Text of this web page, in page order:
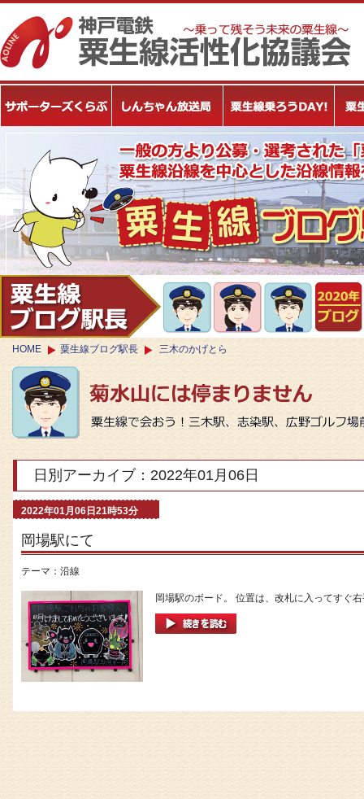
HOME 粟生線ブログ駅長 三木のかげとら
日別アーカイブ：2022年01月06日
2022年01月06日21時53分
岡場駅にて
テーマ： 沿線
岡場駅のボード。 位置は、改札に入ってすぐ